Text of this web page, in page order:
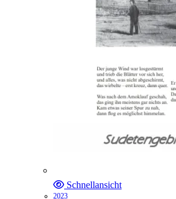
Schnellansicht
2023